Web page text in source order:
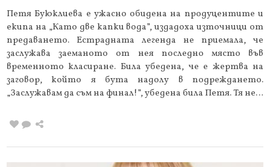
Петя Буюклиева е ужасно обидена на продуцентите и
екипа на „Като две капки вода”, издадоха източници от
предаването. Естрадната легенда не приемала, че
заслужава заеманото от нея последно място във
временното класиране. Била убедена, че е жертва на
заговор, който я бута надолу в подреждането.
„Заслужавам да съм на финал!”, убедена била Петя. Тя не…